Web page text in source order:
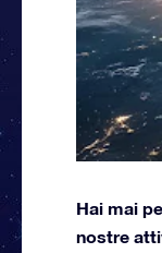
Hai mai
nostre